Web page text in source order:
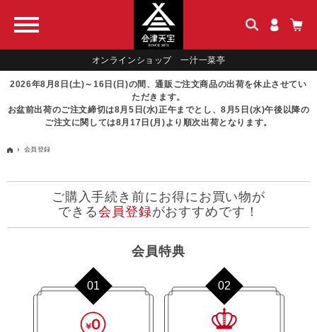
オンラインショップ 一汁一菜亭
2026年8月8日(土)～16日(日)の間、通販ご注文商品の出荷を休止させてい
ただきます。
お盆前出荷のご注文締切は8月5日(水)正午までとし、8月5日(水)午後以降の
ご注文に関しては8月17日(月)より順次出荷となります。
会員登録
ご購入手続き前にお得にお買い物が
できる会員登録がおすすめです！
会員特典
01 02